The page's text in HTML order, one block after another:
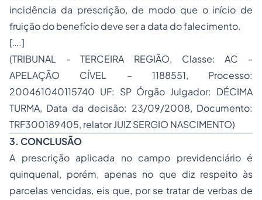
incidência da prescrição, de modo que o início de
fruição do benefício deve ser a data do falecimento.
[….]
(TRIBUNAL - TERCEIRA REGIÃO, Classe: AC -
APELAÇÃO CÍVEL – 1188551, Processo:
200461040115740 UF: SP Órgão Julgador: DÉCIMA
TURMA, Data da decisão: 23/09/2008, Documento:
TRF300189405, relator JUIZ SERGIO NASCIMENTO)
3. CONCLUSÃO
A prescrição aplicada no campo previdenciário é
quinquenal, porém, apenas no que diz respeito às
parcelas vencidas, eis que, por se tratar de verbas de